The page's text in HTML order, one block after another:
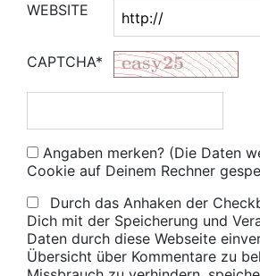
WEBSITE
CAPTCHA*
Angaben merken? (Die Daten
Cookie auf Deinem Rechner
Durch das Anhaken der
Dich mit der Speicherung und
Daten durch diese Webseite
Übersicht über Kommentare zu